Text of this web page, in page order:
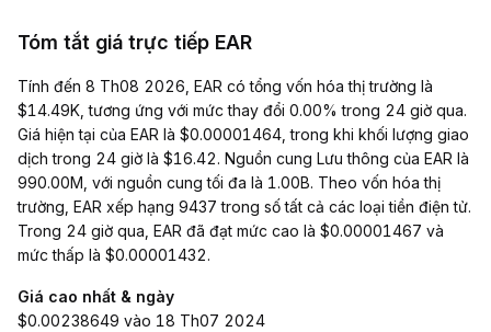
Tóm tắt giá trực tiếp EAR
Tính đến 8 Th08 2026, EAR có tổng vốn hóa thị trường là
$14.49K, tương ứng với mức thay đổi 0.00% trong 24 giờ qua.
Giá hiện tại của EAR là $0.00001464, trong khi khối lượng giao
dịch trong 24 giờ là $16.42. Nguồn cung Lưu thông của EAR là
990.00M, với nguồn cung tối đa là 1.00B. Theo vốn hóa thị
trường, EAR xếp hạng 9437 trong số tất cả các loại tiền điện tử.
Trong 24 giờ qua, EAR đã đạt mức cao là $0.00001467 và
mức thấp là $0.00001432.
Giá cao nhất & ngày
$0.00238649 vào 18 Th07 2024